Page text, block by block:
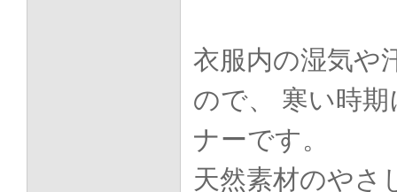
衣服内の湿気や
ので、 寒い時
ナーです。
天然素材のやさ